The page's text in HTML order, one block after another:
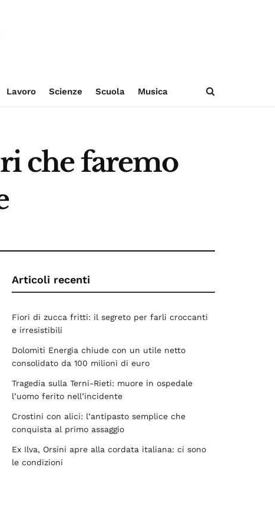
Lavoro Scienze Scuola Musica
che faremo
Articoli recenti
Fiori di zucca fritti: il segreto per farli croccanti
e irresistibili
Dolomiti Energia chiude con un utile netto
consolidato da 100 milioni di euro
Tragedia sulla Terni-Rieti: muore in ospedale
l’uomo ferito nell’incidente
Crostini con alici: l’antipasto semplice che
conquista al primo assaggio
Ex Ilva, Orsini apre alla cordata italiana: ci sono
le condizioni